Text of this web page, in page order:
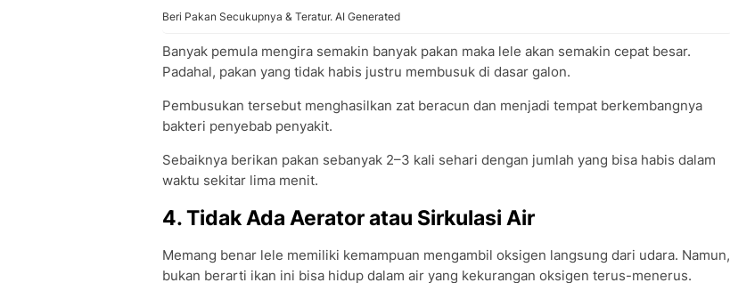
Beri Pakan Secukupnya & Teratur. AI Generated
Banyak pemula mengira semakin banyak pakan maka lele akan semakin cepat besar.
Padahal, pakan yang tidak habis justru membusuk di dasar galon.
Pembusukan tersebut menghasilkan zat beracun dan menjadi tempat berkembangnya
bakteri penyebab penyakit.
Sebaiknya berikan pakan sebanyak 2–3 kali sehari dengan jumlah yang bisa habis dalam
waktu sekitar lima menit.
4. Tidak Ada Aerator atau Sirkulasi Air
Memang benar lele memiliki kemampuan mengambil oksigen langsung dari udara. Namun,
bukan berarti ikan ini bisa hidup dalam air yang kekurangan oksigen terus-menerus.